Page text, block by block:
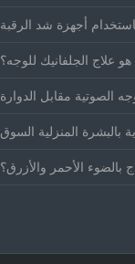
أجهزة شد الرقبة
هو علاج الجلفانيك للوجه؟
الصوتية مقابل الدوارة
بالبشرة المنزلية السوق
بالضوء الأحمر والأزرق؟